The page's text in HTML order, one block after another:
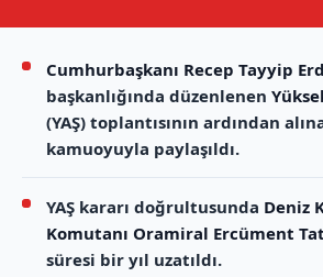
Cumhurbaşkanı Recep Tayyip
başkanlığında düzenlenen
(YAŞ) toplantısının ardından
kamuoyuyla paylaşıldı.
YAŞ kararı doğrultusunda Deniz
Komutanı Oramiral Ercüment
süresi bir yıl uzatıldı.